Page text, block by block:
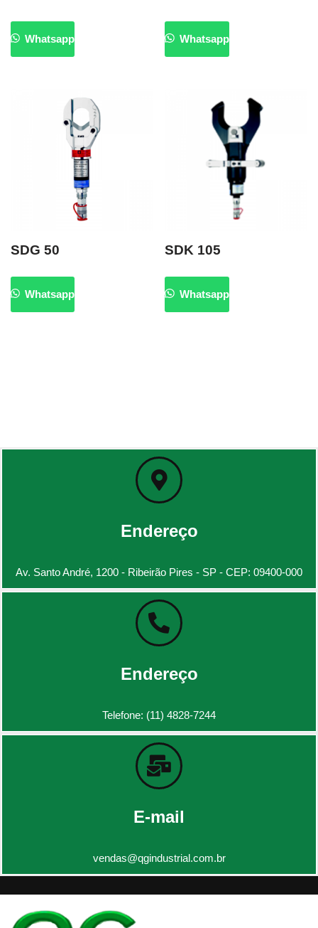
Whatsapp Whatsapp
SDG 50
Whatsapp
SDK 105
Whatsapp
Endereço
Av. Santo André, 1200 - Ribeirão Pires - SP - CEP: 09400-000
Endereço
Telefone: (11) 4828-7244
E-mail
vendas@qgindustrial.com.br